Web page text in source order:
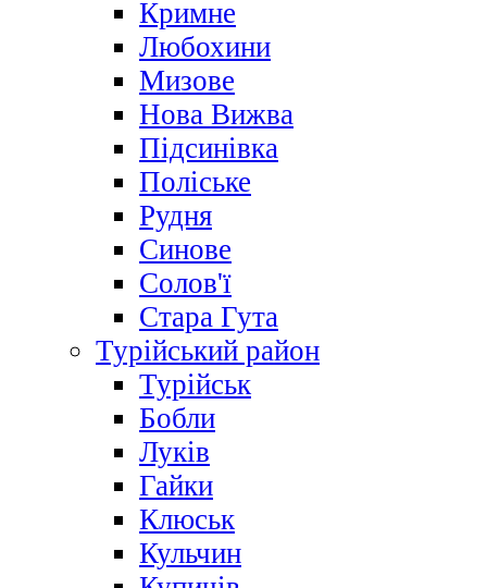
Кримне
Любохини
Мизове
Нова Вижва
Підсинівка
Поліське
Рудня
Синове
Солов'ї
Стара Гута
Турійський район
Турійськ
Бобли
Луків
Гайки
Клюськ
Кульчин